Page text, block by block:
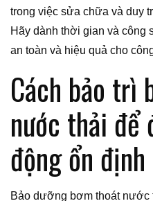
trong việc sửa chữa và duy
Hãy dành thời gian và công
an toàn và hiệu quả cho
Cách bảo trì
nước thải để
động ổn định
Bảo dưỡng bơm thoát nước